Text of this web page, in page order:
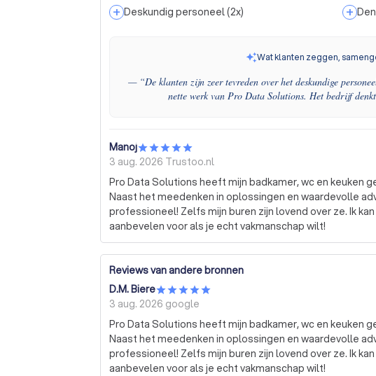
+ Deskundig personeel(2x) +
Wat klanten zeggen,
— “De klanten zijn zeer tevreden over het deskundige
nette werk van Pro Data Solutions. Het bedrijf
Manoj
3 aug. 2026 Trustoo.nl
Pro Data Solutions heeft mijn badkamer, wc en keuken
Naast het meedenken in oplossingen en waardevolle
professioneel! Zelfs mijn buren zijn lovend over ze. Ik
aanbevelen voor als je echt vakmanschap wilt!
Reviews van andere bronnen
D.M. Biere
3 aug. 2026 google
Pro Data Solutions heeft mijn badkamer, wc en keuken
Naast het meedenken in oplossingen en waardevolle
professioneel! Zelfs mijn buren zijn lovend over ze. Ik
aanbevelen voor als je echt vakmanschap wilt!